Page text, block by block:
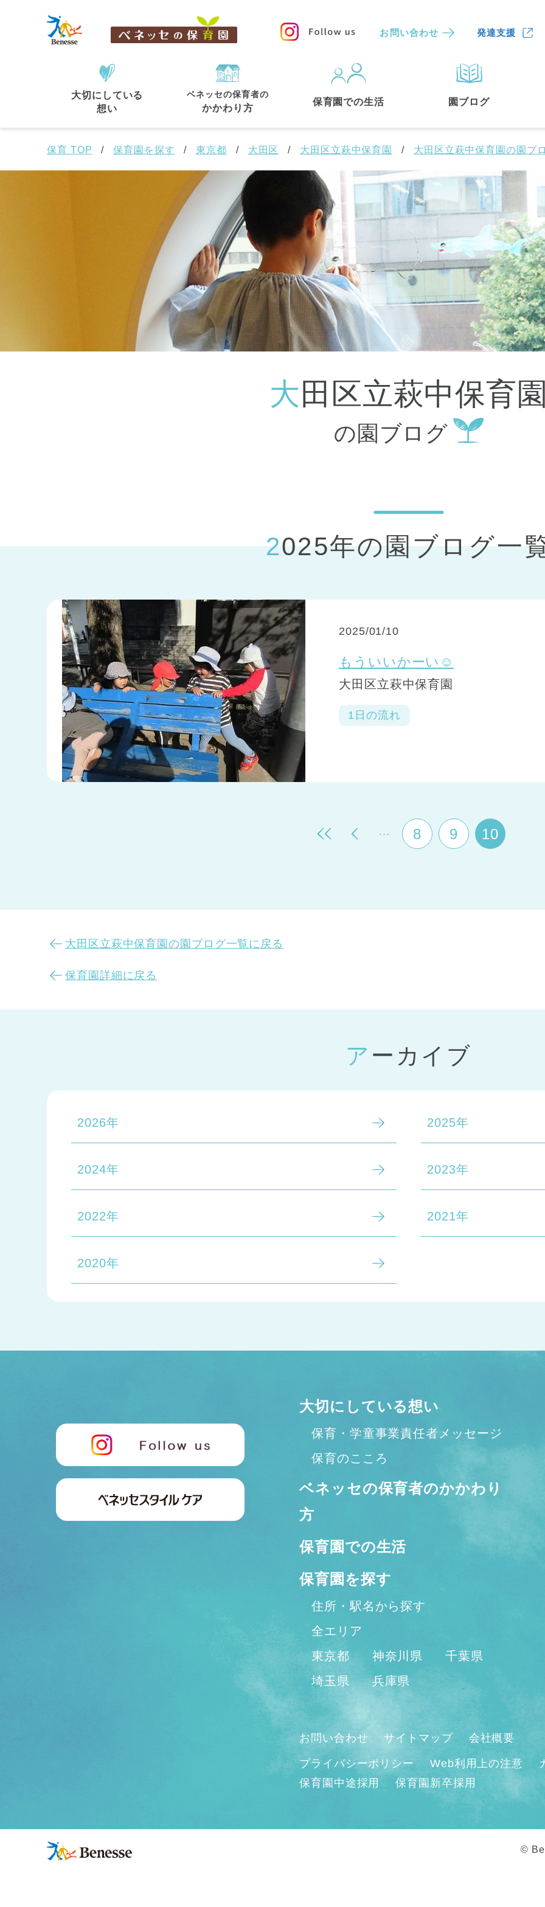
お問い合わせ 発達支援
大切にしている
想い
ベネッセの保育者の
かかわり方
保育園での生活 園ブログ
保育園 を探す
住所・駅名 から探す
から探す
東京都 全域(44) 中央区 港区 文京区(3)
大田区(4) 世田谷区(1) 渋谷区(2)
練馬区(7) 足立区 (1) 葛飾区(1)
国分寺市(1) 狛江市(1) 北区(1)
江東区(1) 町田市(1) 江戸川区(1)
川崎市 (9) 横須賀市
兵庫県 兵庫県 全域(2) 神戸市(1) 芦屋市(1)
保育 TOP 保育園を探す 東京都 大田区 大田区立萩中保育園 大田区立萩中保育園の園ブ
大田区立萩中保育
の園ブログ
2025年の園ブログ一
2025/01/10
もういいかーい☺
大田区立萩中保育園
1日の流れ
... 8 9 10
大田区立萩中保育園の園ブログ一覧に戻る
保育園詳細に戻る
アーカイブ
2026年 2025年
2024年 2023年
2022年 2021年
2020年
大切にしている想い
保育・学童事業責任者メッセージ
保育のこころ
ベネッセの保育者のかかわり
方
保育園での生活
保育園を探す
住所・駅名から探す
全エリア
東京都
神奈川県
千葉県
埼玉県
兵庫県
お問い合わせ サイトマップ 会社概要
プライバシーポリシー Web利用上の注意
保育園中途採用
保育園新卒採用
©